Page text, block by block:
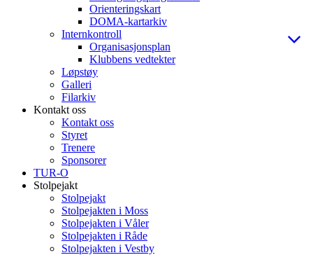
Orienteringskart
DOMA-kartarkiv
Internkontroll
Organisasjonsplan
Klubbens vedtekter
Løpstøy
Galleri
Filarkiv
Kontakt oss
Kontakt oss
Styret
Trenere
Sponsorer
TUR-O
Stolpejakt
Stolpejakt
Stolpejakten i Moss
Stolpejakten i Våler
Stolpejakten i Råde
Stolpejakten i Vestby